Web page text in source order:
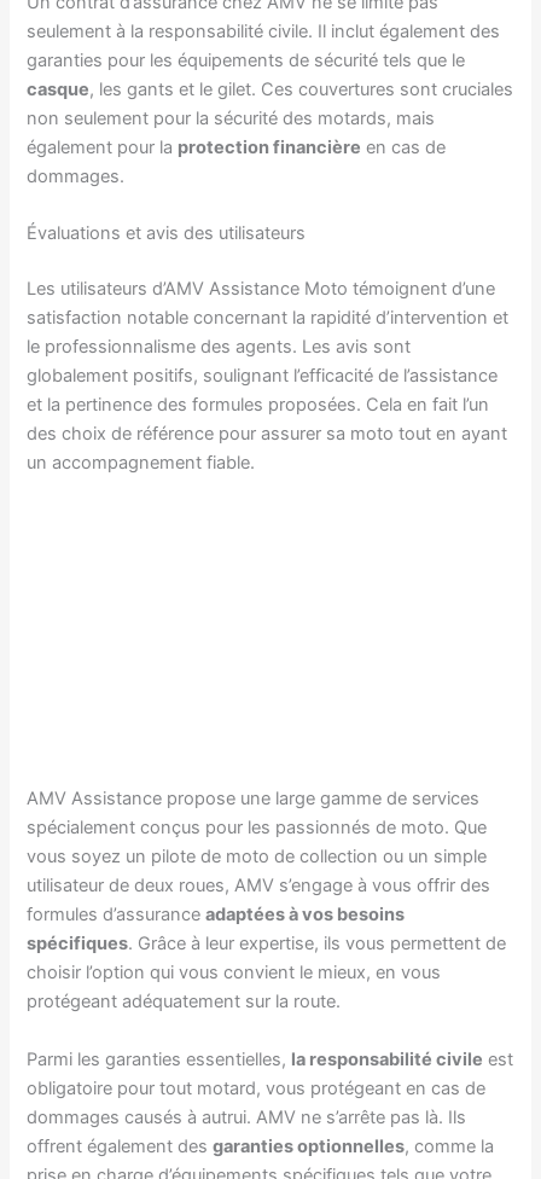
seulement à la responsabilité civile. Il inclut également des
garanties pour les équipements de sécurité tels que le
casque, les gants et le gilet. Ces couvertures sont cruciales
non seulement pour la sécurité des motards, mais
également pour la protection financière en cas de
dommages.
Évaluations et avis des utilisateurs
Les utilisateurs d’AMV Assistance Moto témoignent d’une
satisfaction notable concernant la rapidité d’intervention et
le professionnalisme des agents. Les avis sont
globalement positifs, soulignant l’efficacité de l’assistance
et la pertinence des formules proposées. Cela en fait l’un
des choix de référence pour assurer sa moto tout en ayant
un accompagnement fiable.
AMV Assistance propose une large gamme de services
spécialement conçus pour les passionnés de moto. Que
vous soyez un pilote de moto de collection ou un simple
utilisateur de deux roues, AMV s’engage à vous offrir des
formules d’assuranceadaptées à vos besoins
spécifiques. Grâce à leur expertise, ils vous permettent de
choisir l’option qui vous convient le mieux, en vous
protégeant adéquatement sur la route.
Parmi les garanties essentielles, la responsabilité civile est
obligatoire pour tout motard, vous protégeant en cas de
dommages causés à autrui. AMV ne s’arrête pas là. Ils
offrent également desgaranties optionnelles, comme la